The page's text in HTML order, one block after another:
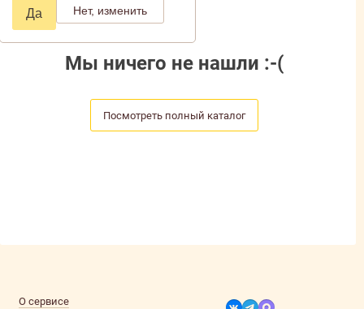
Да Нет, изменить
Мы ничего не нашли :-(
Посмотреть полный каталог
О сервисе